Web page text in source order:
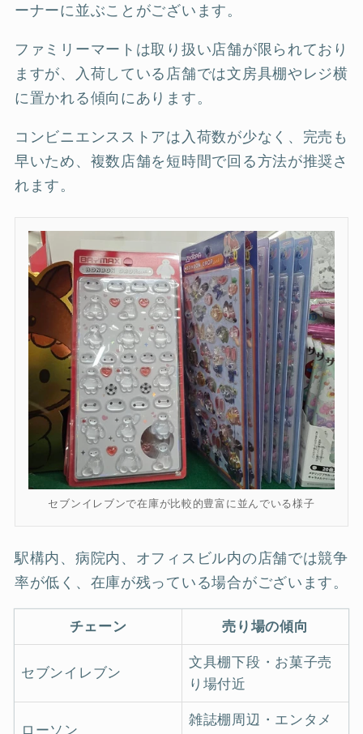
ーナーに並ぶことがございます。
ファミリーマートは取り扱い店舗が限られており
ますが、入荷している店舗では文房具棚やレジ横
に置かれる傾向にあります。
コンビニエンスストアは入荷数が少なく、完売も
早いため、複数店舗を短時間で回る方法が推奨さ
れます。
セブンイレブンで在庫が比較的豊富に並んでいる様子
駅構内、病院内、オフィスビル内の店舗では競争
率が低く、在庫が残っている場合がございます。
チェーン 売り場の傾向
セブンイレブン
文具棚下段・お菓子売
り場付近
ローソン
雑誌棚周辺・エンタメ